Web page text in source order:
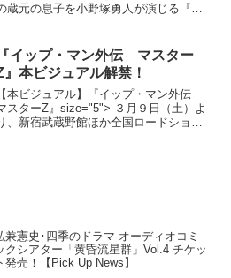
蔵元の息子を小野塚勇人が演じる『恋
イント・『恋のしずく』がクランクイ
・川栄李奈が彼氏なしリ...
『イップ・マン外伝 マスター
』本ビジュアル解禁！
【本ビジュアル】『イップ・マン外伝
スターZ』size="5"> ３月９日（土）よ
、新宿武蔵野館ほか全国ロードショー
兼憲史･四季のドラマ オーディオコミ
クシアター「黄昏流星群」Vol.4 チケッ
発売！【Pick Up News】